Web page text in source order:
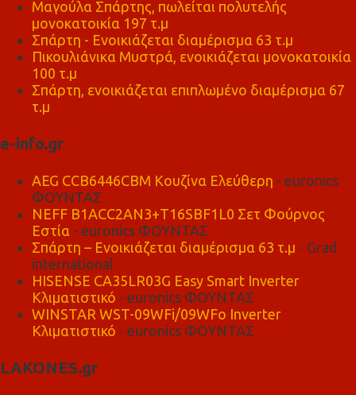
Μαγούλα Σπάρτης, πωλείται πολυτελής
μονοκατοικία 197 τ.μ
Σπάρτη - Ενοικιάζεται διαμέρισμα 63 τ.μ
Πικουλιάνικα Μυστρά, ενοικιάζεται μονοκατοικία
100 τ.μ
Σπάρτη, ενοικιάζεται επιπλωμένο διαμέρισμα 67
τ.μ
e-info.gr
AEG CCB6446CBM Κουζίνα Ελεύθερη - euronics
ΦΟΥΝΤΑΣ
NEFF B1ACC2AN3+T16SBF1L0 Σετ Φούρνος
Εστία - euronics ΦΟΥΝΤΑΣ
Σπάρτη – Ενοικιάζεται διαμέρισμα 63 τ.μ - Grad
international
HISENSE CA35LR03G Easy Smart Inverter
Κλιματιστικό - euronics ΦΟΥΝΤΑΣ
WINSTAR WST-09WFi/09WFo Inverter
Κλιματιστικό - euronics ΦΟΥΝΤΑΣ
LAKONES.gr